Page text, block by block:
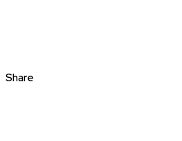
Share